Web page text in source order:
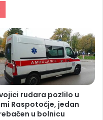
rudara pozlilo u
Raspotočje, jedan
u bolnicu